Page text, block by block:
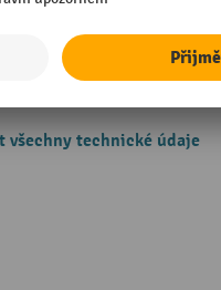
všechny technické údaje